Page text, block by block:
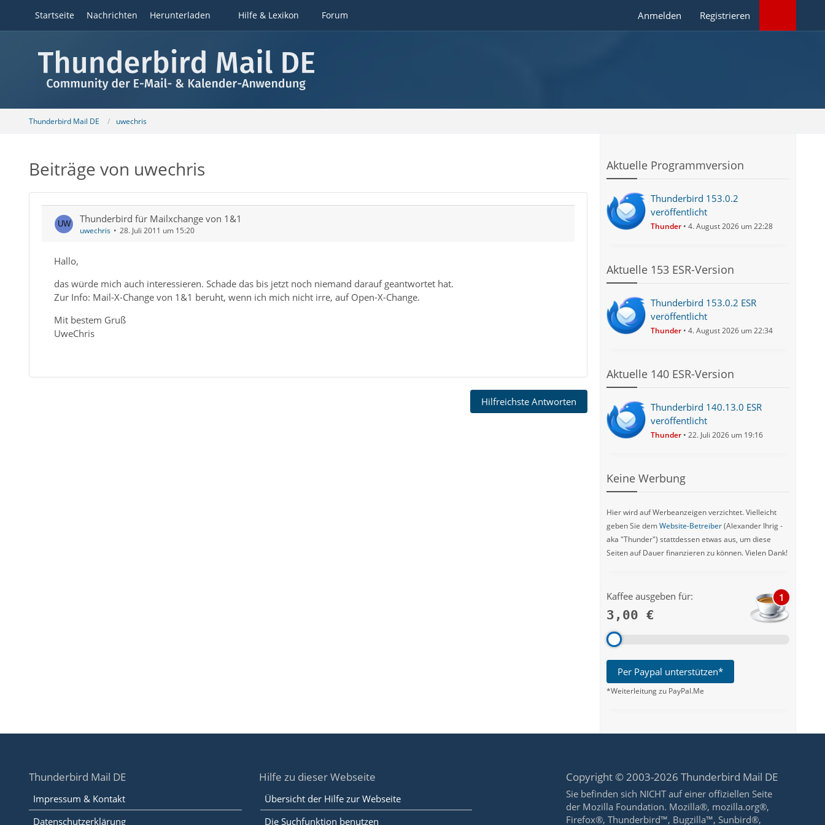
Startseite Nachrichten Herunterladen Hilfe & Lexikon Forum Anmelden Registrieren
Thunderbird Mail DE uwechris
Beiträge von uwechris
Thunderbird für Mailxchange von 1&1
uwechris 28. Juli 2011 um 15:20
Hallo,
das würde mich auch interessieren. Schade das bis jetzt noch niemand darauf geantwortet hat.
Zur Info: Mail-X-Change von 1&1 beruht, wenn ich mich nicht irre, auf Open-X-Change.
Mit bestem Gruß
UweChris
Hilfreichste Antworten
Aktuelle Programmversion
Thunderbird 153.0.2
veröffentlicht
Thunder 4. August 2026 um 22:28
Aktuelle 153 ESR-Version
Thunderbird 153.0.2 ESR
veröffentlicht
Thunder 4. August 2026 um 22:34
Aktuelle 140 ESR-Version
Thunderbird 140.13.0 ESR
veröffentlicht
Thunder 22. Juli 2026 um 19:16
Keine Werbung
Hier wird auf Werbeanzeigen verzichtet. Vielleicht
geben Sie demWebsite-Betreiber(Alexander Ihrig -
aka "Thunder") stattdessen etwas aus, um diese
Seiten auf Dauer finanzieren zu können. Vielen Dank!
Kaffee ausgeben für:
3,00 €
1
Per Paypal unterstützen*
*Weiterleitung zu PayPal.Me
Thunderbird Mail DE
Impressum & Kontakt
Datenschutzerklärung
Hilfe zu dieser Webseite
Übersicht der Hilfe zur Webseite
Die Suchfunktion benutzen
Copyright © 2003-2026 Thunderbird Mail DE
Sie befinden sich NICHT auf einer offiziellen Seite
der Mozilla Foundation. Mozilla®, mozilla.org®,
Firefox®, Thunderbird™, Bugzilla™, Sunbird®,